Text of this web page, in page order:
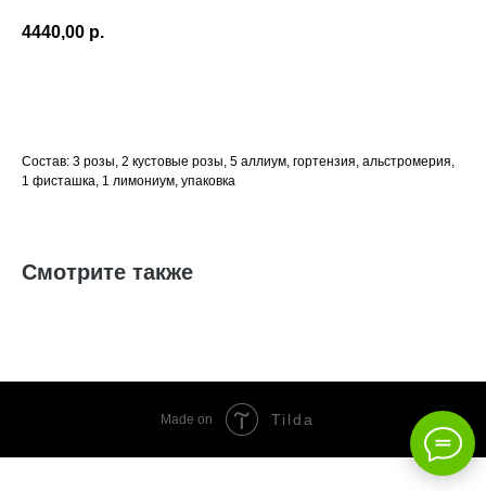
4440,00 р.
Состав: 3 розы, 2 кустовые розы, 5 аллиум, гортензия, альстромерия,
1 фисташка, 1 лимониум, упаковка
Смотрите также
Made on Tilda